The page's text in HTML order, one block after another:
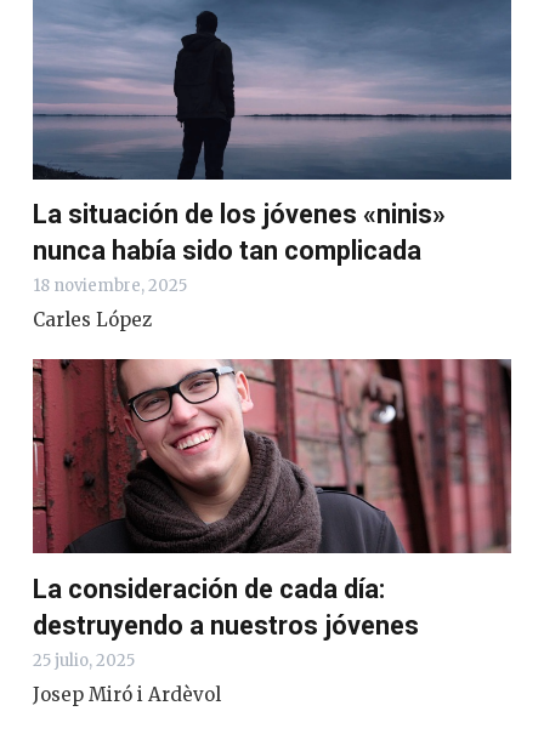
La situación de los jóvenes «ninis»
nunca había sido tan complicada
18 noviembre, 2025
Carles López
La consideración de cada día:
destruyendo a nuestros jóvenes
25 julio, 2025
Josep Miró i Ardèvol